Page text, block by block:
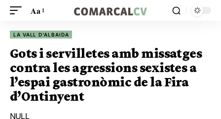
Aa
LA VALL D'ALBAIDA
Gots i servilletes amb missatges
contra les agressions sexistes a
l’espai gastronòmic de la Fira
d’Ontinyent
NULL